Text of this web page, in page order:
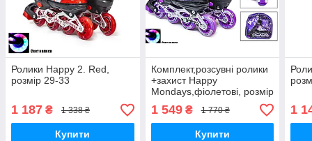
Ролики Happy 2. Red,
розмір 29-33
1 187 ₴ 1 338 ₴
Купити
Комплект,розсувні ролики
+захист Happy
Mondays,фіолетові, розмір
29-33, 34-37
1 549₴ 1 770 ₴
Купити
1